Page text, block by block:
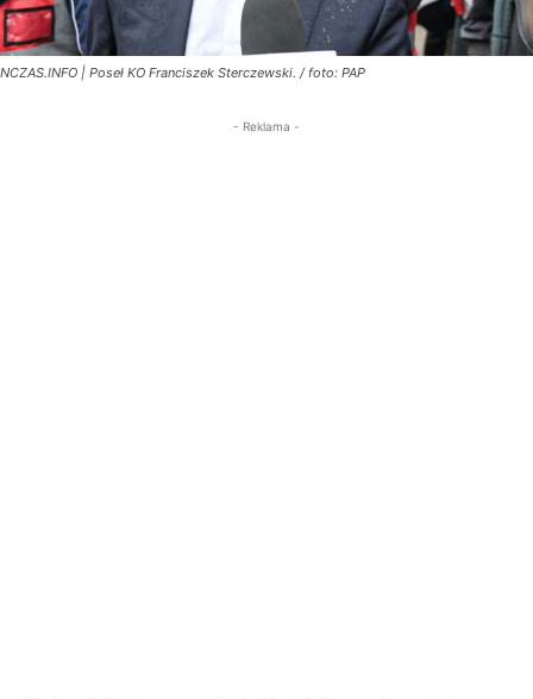
NCZAS.INFO | Poseł KO Franciszek Sterczewski. / foto: PAP
- Reklama -